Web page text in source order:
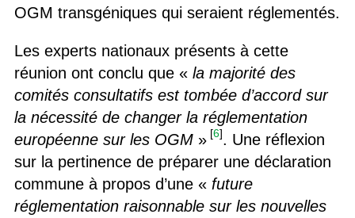
OGM transgéniques qui seraient réglementés.
Les experts nationaux présents à cette
réunion ont conclu que « la majorité des
comités consultatifs est tombée d’accord sur
la nécessité de changer la réglementation
européenne sur les OGM» [6]. Une réflexion
sur la pertinence de préparer une déclaration
commune à propos d’une « future
réglementation raisonnable sur les nouvelles